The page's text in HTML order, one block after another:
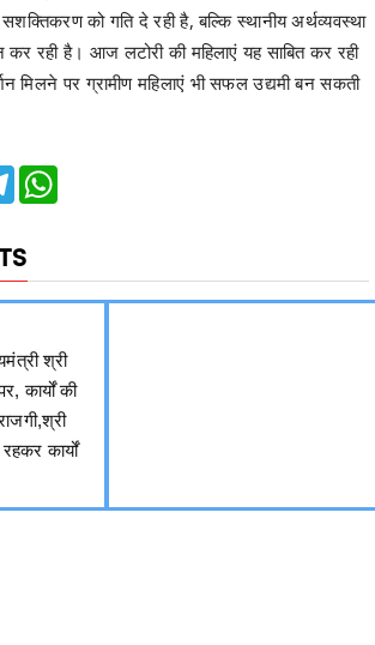
मिलने पर ग्रामीण महिलाएं भी सफल उद्यमी बन सकती
कार्यों की
कार्यों